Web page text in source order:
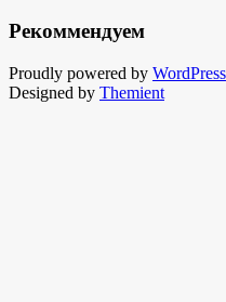
Рекоммендуем
Proudly powered by WordPress
Designed by Themient